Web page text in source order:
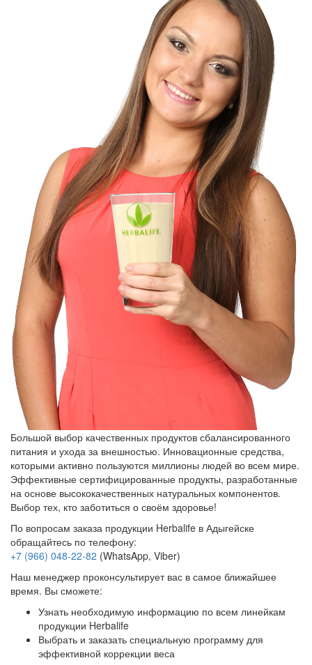
Большой выбор качественных продуктов сбалансированного
питания и ухода за внешностью. Инновационные средства,
которыми активно пользуются миллионы людей во всем мире.
Эффективные сертифицированные продукты, разработанные
на основе высококачественных натуральных компонентов.
Выбор тех, кто заботиться о своём здоровье!
По вопросам заказа продукции Herbalife в Адыгейске
обращайтесь по телефону:
+7 (966) 048-22-82 (WhatsApp, Viber)
Наш менеджер проконсультирует вас в самое ближайшее
время. Вы сможете:
Узнать необходимую информацию по всем линейкам
продукции Herbalife
Выбрать и заказать специальную программу для
эффективной коррекции веса